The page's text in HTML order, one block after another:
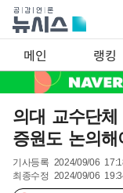
메인 랭킹
의대 교수단체
증원도 논의해
기사등록 2024/09/06
최종수정 2024/09/06